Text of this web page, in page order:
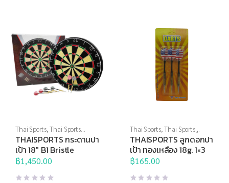
Thai Sports,Thai Sports
Brand,กระดานปาเป้า, ปา
เป้า,เกมส์ และสื่อการเรียนการ
สอน
THAISPORTS กระดานปา
เป้า 18″ B1 Bristle
฿1,450.00
Thai Sports,Thai Sports
Brand,ปาเป้า,เกมส์ และสื่อการ
เรียนการสอน,ลูกดอกปาเป้า
THAISPORTS ลูกดอกปา
เป้า ทองเหลือง 18g. 1×3
฿165.00